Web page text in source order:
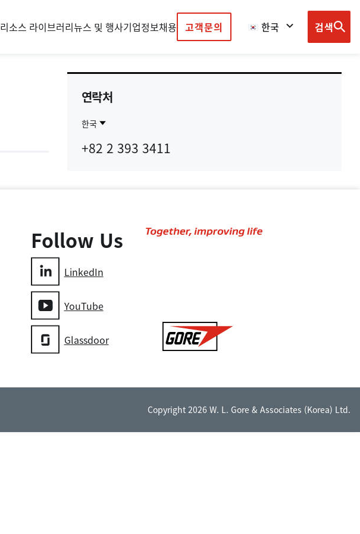
리소스 라이브러리뉴스 및 행사기업정보채용 고객문의 한국
Browse
검색
연락처
한국
Region
한
+82 2 393 3411
Follow Us
LinkedIn
YouTube
Glassdoor
Gore
Together,
Copyright 2026 W. L. Gore & Associates (Korea) Ltd.